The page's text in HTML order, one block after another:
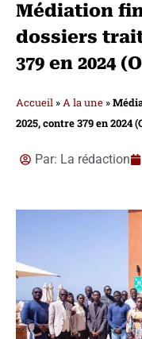
Médiation
dossiers
379 en 2024
Accueil »A la une »
2025, contre 379 en 2024
Par: La rédaction